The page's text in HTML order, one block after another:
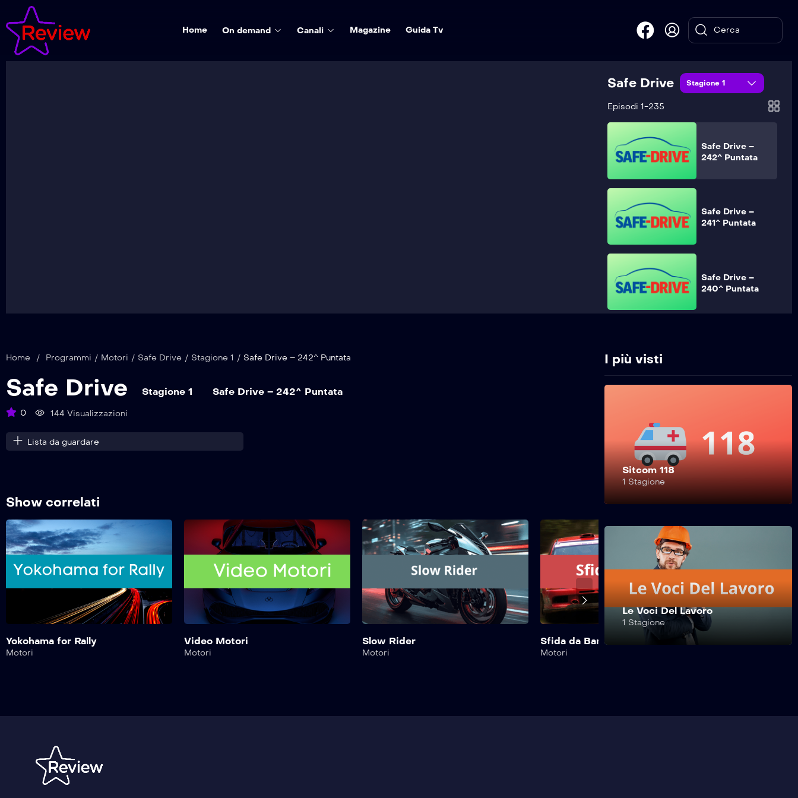
Home On demand Canali Magazine Guida Tv
Safe Drive Stagione 1
Episodi 1-235
Safe Drive –
244^ Puntata
Safe Drive –
243^ Puntata
Safe Drive –
242^ Puntata
Safe Drive –
241^ Puntata
Safe Drive –
240^ Puntata
Safe Drive –
235^ Puntata
Home / Programmi / Motori / Safe Drive / Stagione 1 / Safe Drive – 242^ Puntata
Safe Drive Stagione 1 Safe Drive – 242^ Puntata
0 144 Visualizzazioni
Lista da guardare
Show correlati
Yokohama for Rally
Motori
Video Motori
Motori
Slow Rider
Motori
Sfida da Bar
Motori
Safe Drive
I più visti
Sitcom 118
1 Stagione
Le Voci Del Lavoro
1 Stagione